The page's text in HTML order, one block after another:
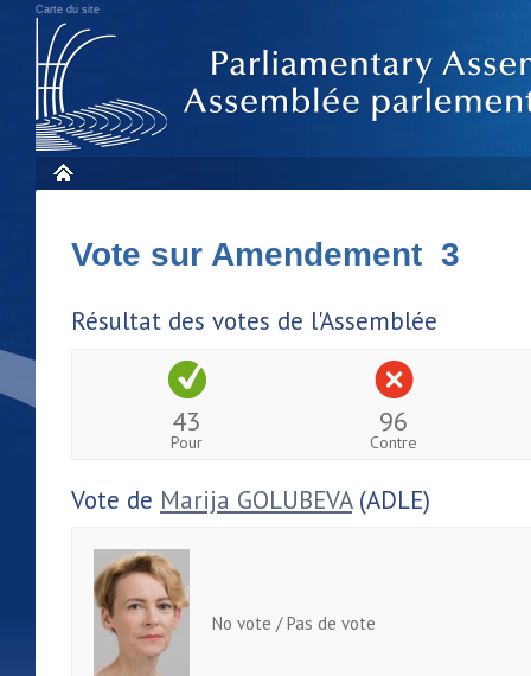
Carte du site
Vote sur Amendement 3
Résultat des votes de l'Assemblée
43
Pour
96
Contre
Vote de Marija GOLUBEVA(ADLE)
No vote / Pas de vote